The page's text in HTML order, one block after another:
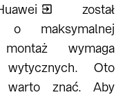
został
maksymalnej
wymaga
wytycznych. Oto
warto znać. Aby